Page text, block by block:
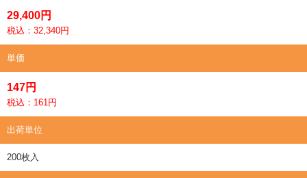
29,400円
税込：32,340円
単価
147円
税込：161円
出荷単位
200枚入